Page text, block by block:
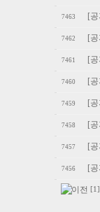
7463 [
7462 [
7461 [
7460 [
7459 [
7458 [
7457 [
7456 [
[1]